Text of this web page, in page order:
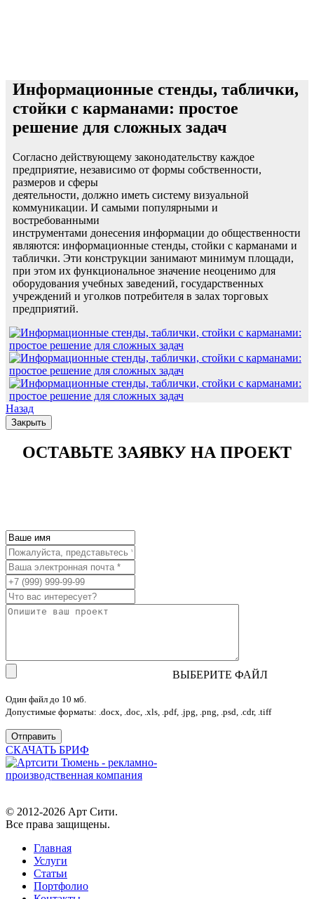
Информационные стенды, таблички,
стойки с карманами: простое
решение для сложных задач
Согласно действующему законодательству каждое
предприятие, независимо от формы собственности,
размеров и сферы
деятельности, должно иметь систему визуальной
коммуникации. И самыми популярными и
востребованными
инструментами донесения информации до общественности
являются: информационные стенды, стойки с карманами и
таблички. Эти конструкции занимают минимум площади,
при этом их функциональное значение неоценимо для
оборудования учебных заведений, государственных
учреждений и уголков потребителя в залах торговых
предприятий.
Назад
Закрыть
ОСТАВЬТЕ ЗАЯВКУ НА ПРОЕКТ
ВЫБЕРИТЕ ФАЙЛ
Один файл до 10 мб.
Допустимые форматы: .docx, .doc, .xls, .pdf, .jpg, .png, .psd, .cdr, .tiff
СКАЧАТЬ БРИФ
© 2012-2026 Арт Сити.
Все права защищены.
Главная
Услуги
Статьи
Портфолио